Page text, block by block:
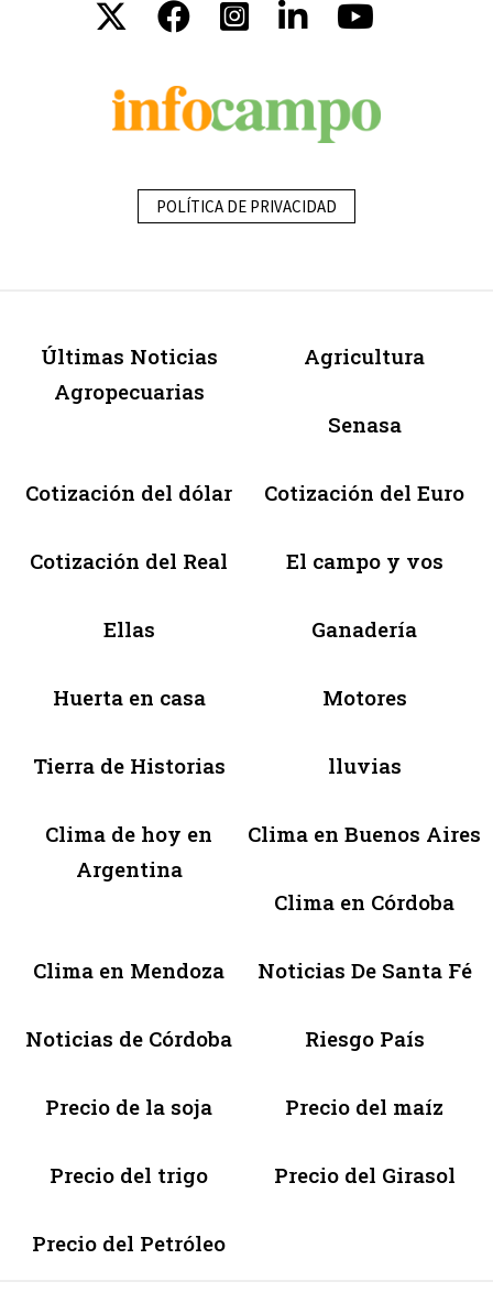
POLÍTICA DE PRIVACIDAD
Últimas Noticias
Agropecuarias
Agricultura
Senasa
Cotización del dólar Cotización del Euro
Cotización del Real El campo y vos
Ellas Ganadería
Huerta en casa Motores
Tierra de Historias lluvias
Clima de hoy en
Argentina
Clima en Buenos Aires
Clima en Córdoba
Clima en Mendoza Noticias De Santa Fé
Noticias de Córdoba Riesgo País
Precio de la soja Precio del maíz
Precio del trigo Precio del Girasol
Precio del Petróleo